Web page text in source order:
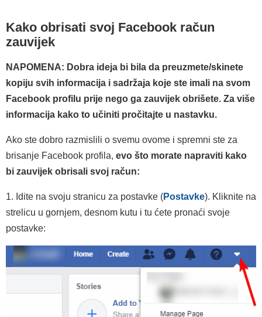
Kako obrisati svoj Facebook račun
zauvijek
NAPOMENA: Dobra ideja bi bila da preuzmete/skinete
kopiju svih informacija i sadržaja koje ste imali na svom
Facebook profilu prije nego ga zauvijek obrišete. Za više
informacija kako to učiniti pročitajte u nastavku.
Ako ste dobro razmislili o svemu ovome i spremni ste za
brisanje Facebook profila, evo što morate napraviti kako
bi zauvijek obrisali svoj račun:
1. Idite na svoju stranicu za postavke (Postavke). Kliknite na
strelicu u gornjem, desnom kutu i tu ćete pronaći svoje
postavke: